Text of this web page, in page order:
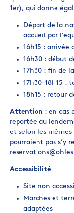
1er), qui donne
Départ de la
accueil par
16h15 : arrivée
16h30 : début
17h30 : fin de
17h30-18h15 :
18h15 : retour
Attention : en cas
reportée au
et selon les mêmes
pourraient pas s’y
Accessibilité
Site non
Marches et
adaptées